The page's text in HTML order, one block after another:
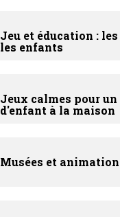
Jeu et éducation :
les enfants
Jeux calmes pour
d'enfant à la maison
Musées et